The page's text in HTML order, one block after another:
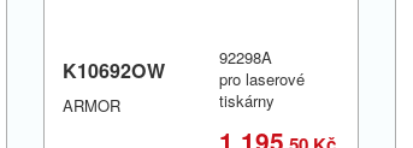
K10692OW
ARMOR
92298A
pro laserové
tiskárny
1 195